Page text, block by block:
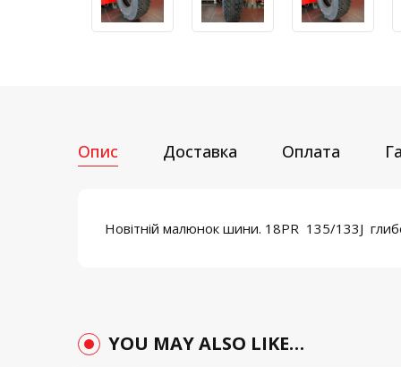
Опис Доставка Оплата
Новітній малюнок шини. 18PR 135/133J
YOU MAY ALSO LIKE…